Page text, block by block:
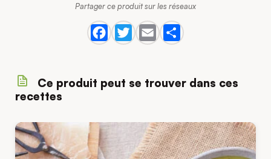
Partager ce produit sur les réseaux
Ce produit peut se trouver dans ces
recettes